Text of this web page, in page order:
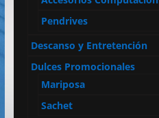
Pendrives
Descanso y Entretención
Dulces Promocionales
Mariposa
Sachet